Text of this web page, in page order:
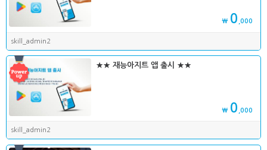
₩ 0 ,000
skill_admin2
★★ 재능아지트 앱 출시 ★★
₩ 0 ,000
skill_admin2